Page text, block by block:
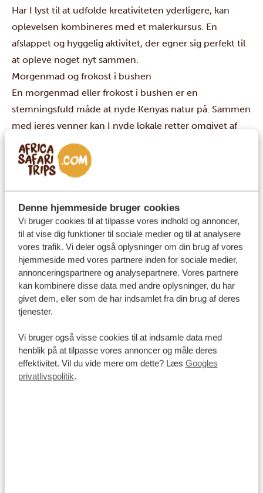
Denne hjemmeside bruger cookies
Vi bruger cookies til at tilpasse vores indhold og annoncer,
til at vise dig funktioner til sociale medier og til at analysere
vores trafik. Vi deler også oplysninger om din brug af vores
hjemmeside med vores partnere inden for sociale medier,
annonceringspartnere og analysepartnere. Vores partnere
kan kombinere disse data med andre oplysninger, du har
givet dem, eller som de har indsamlet fra din brug af deres
tjenester.
Vi bruger også visse cookies til at indsamle data med
henblik på at tilpasse vores annoncer og måle deres
effektivitet. Vil du vide mere om dette? Læs Googles
privatlivspolitik.
Har I lyst til at udfolde kreativiteten yderligere, kan
oplevelsen kombineres med et malerkursus. En
afslappet og hyggelig aktivitet, der egner sig perfekt til
at opleve noget nyt sammen.
Morgenmad og frokost i bushen
En morgenmad eller frokost i bushen er en
stemningsfuld måde at nyde Kenyas natur på. Sammen
med jeres venner kan I nyde lokale retter omgivet af
landskabet, mens lydene fra naturen danner rammen
om måltidet.
Det er en rolig og sanselig oplevelse, hvor fællesskab,
mad og natur går op i en højere enhed, og som ofte
bliver et af rejsens mest mindeværdige øjeblikke.
Nai Nami byrundtur
At opleve Kenyas byer er en vigtig del af rejsen.
Mombasabyder på en spændende kombination af
historie, kultur og kystliv, mensNairobi er landets
dynamiske hovedstad med mange kontraster.
Ud over de klassiske byrundture findes der mere
erNai Nami City Tour, hvor tidligere gadebørn fungerer
som guider. De deler deres egne historier og viser sider
af byen, som de færreste besøgende ellers får indblik i.